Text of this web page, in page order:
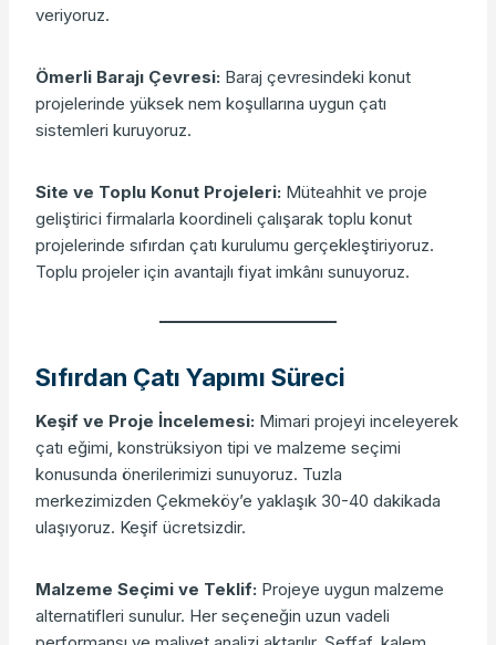
veriyoruz.
Ömerli Barajı Çevresi: Baraj çevresindeki konut
projelerinde yüksek nem koşullarına uygun çatı
sistemleri kuruyoruz.
Site ve Toplu Konut Projeleri: Müteahhit ve proje
geliştirici firmalarla koordineli çalışarak toplu konut
projelerinde sıfırdan çatı kurulumu gerçekleştiriyoruz.
Toplu projeler için avantajlı fiyat imkânı sunuyoruz.
Sıfırdan Çatı Yapımı Süreci
Keşif ve Proje İncelemesi: Mimari projeyi inceleyerek
çatı eğimi, konstrüksiyon tipi ve malzeme seçimi
konusunda önerilerimizi sunuyoruz. Tuzla
merkezimizden Çekmeköy’e yaklaşık 30-40 dakikada
ulaşıyoruz. Keşif ücretsizdir.
Malzeme Seçimi ve Teklif: Projeye uygun malzeme
alternatifleri sunulur. Her seçeneğin uzun vadeli